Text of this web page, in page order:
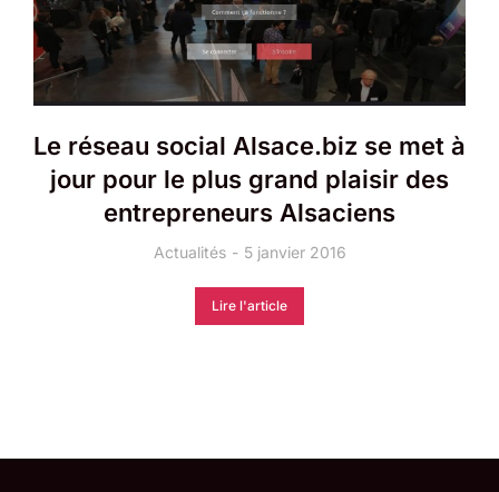
Le réseau social Alsace.biz se met à
jour pour le plus grand plaisir des
entrepreneurs Alsaciens
Actualités 5 janvier 2016
Lire l'article